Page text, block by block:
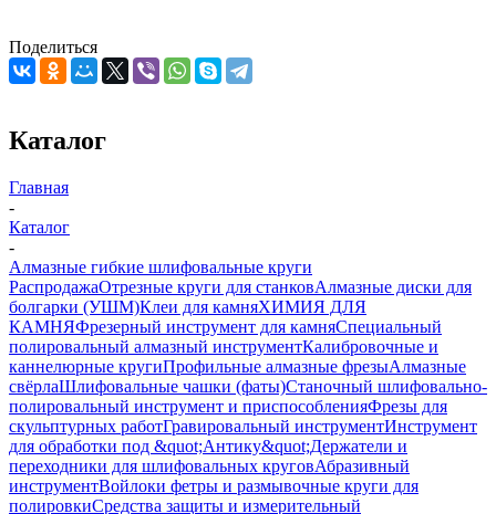
Поделиться
Каталог
Главная
-
Каталог
-
Алмазные гибкие шлифовальные круги
РаспродажаОтрезные круги для станковАлмазные диски для
болгарки (УШМ)Клеи для камняХИМИЯ ДЛЯ
КАМНЯФрезерный инструмент для камняСпециальный
полировальный алмазный инструментКалибровочные и
каннелюрные кругиПрофильные алмазные фрезыАлмазные
свёрлаШлифовальные чашки (фаты)Станочный шлифовально-
полировальный инструмент и приспособленияФрезы для
скульптурных работГравировальный инструментИнструмент
для обработки под &quot;Антику&quot;Держатели и
переходники для шлифовальных круговАбразивный
инструментВойлоки фетры и размывочные круги для
полировкиСредства защиты и измерительный